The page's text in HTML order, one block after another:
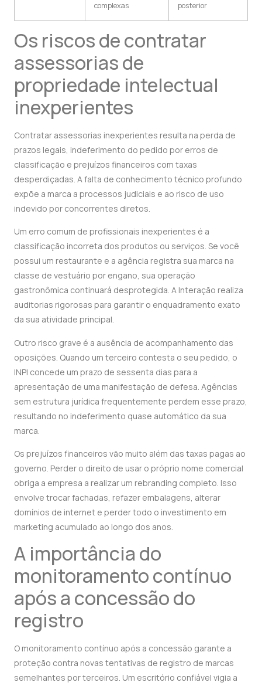
complexas
posterior
Os riscos de contratar
assessorias de
propriedade intelectual
inexperientes
Contratar assessorias inexperientes resulta na perda de
prazos legais, indeferimento do pedido por erros de
classificação e prejuízos financeiros com taxas
desperdiçadas. A falta de conhecimento técnico profundo
expõe a marca a processos judiciais e ao risco de uso
indevido por concorrentes diretos.
Um erro comum de profissionais inexperientes é a
classificação incorreta dos produtos ou serviços. Se você
possui um restaurante e a agência registra sua marca na
classe de vestuário por engano, sua operação
gastronômica continuará desprotegida. A Interação realiza
auditorias rigorosas para garantir o enquadramento exato
da sua atividade principal.
Outro risco grave é a ausência de acompanhamento das
oposições. Quando um terceiro contesta o seu pedido, o
INPI concede um prazo de sessenta dias para a
apresentação de uma manifestação de defesa. Agências
sem estrutura jurídica frequentemente perdem esse prazo,
resultando no indeferimento quase automático da sua
marca.
Os prejuízos financeiros vão muito além das taxas pagas ao
governo. Perder o direito de usar o próprio nome comercial
obriga a empresa a realizar um rebranding completo. Isso
envolve trocar fachadas, refazer embalagens, alterar
domínios de internet e perder todo o investimento em
marketing acumulado ao longo dos anos.
A importância do
monitoramento contínuo
após a concessão do
registro
O monitoramento contínuo após a concessão garante a
proteção contra novas tentativas de registro de marcas
semelhantes por terceiros. Um escritório confiável vigia a